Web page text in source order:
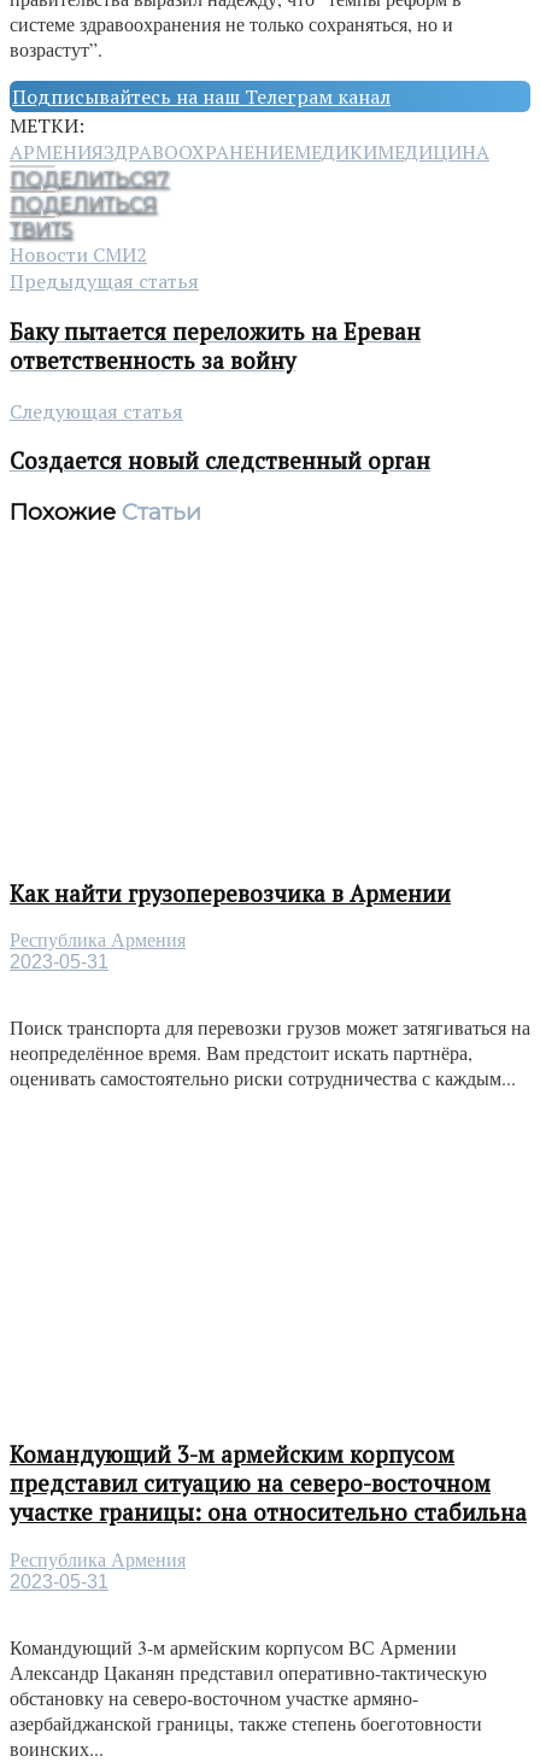
системе здравоохранения не только сохраняться, но и
возрастут”.
Подписывайтесь на наш Телеграм канал
МЕТКИ:
АРМЕНИЯЗДРАВООХРАНЕНИЕМЕДИКИМЕДИЦИНА
ПОДЕЛИТЬСЯ7
ПОДЕЛИТЬСЯ
ТВИТ5
Новости СМИ2
Предыдущая статья
Баку пытается переложить на Ереван
ответственность за войну
Следующая статья
Создается новый следственный орган
Похожие Статьи
Как найти грузоперевозчика в Армении
Республика Армения
2023-05-31
Поиск транспорта для перевозки грузов может затягиваться на
неопределённое время. Вам предстоит искать партнёра,
оценивать самостоятельно риски сотрудничества с каждым...
Командующий 3-м армейским корпусом
представил ситуацию на северо-восточном
участке границы: она относительно стабильна
Республика Армения
2023-05-31
Командующий 3-м армейским корпусом ВС Армении
Александр Цаканян представил оперативно-тактическую
обстановку на северо-восточном участке армяно-
азербайджанской границы, также степень боеготовности
воинских...